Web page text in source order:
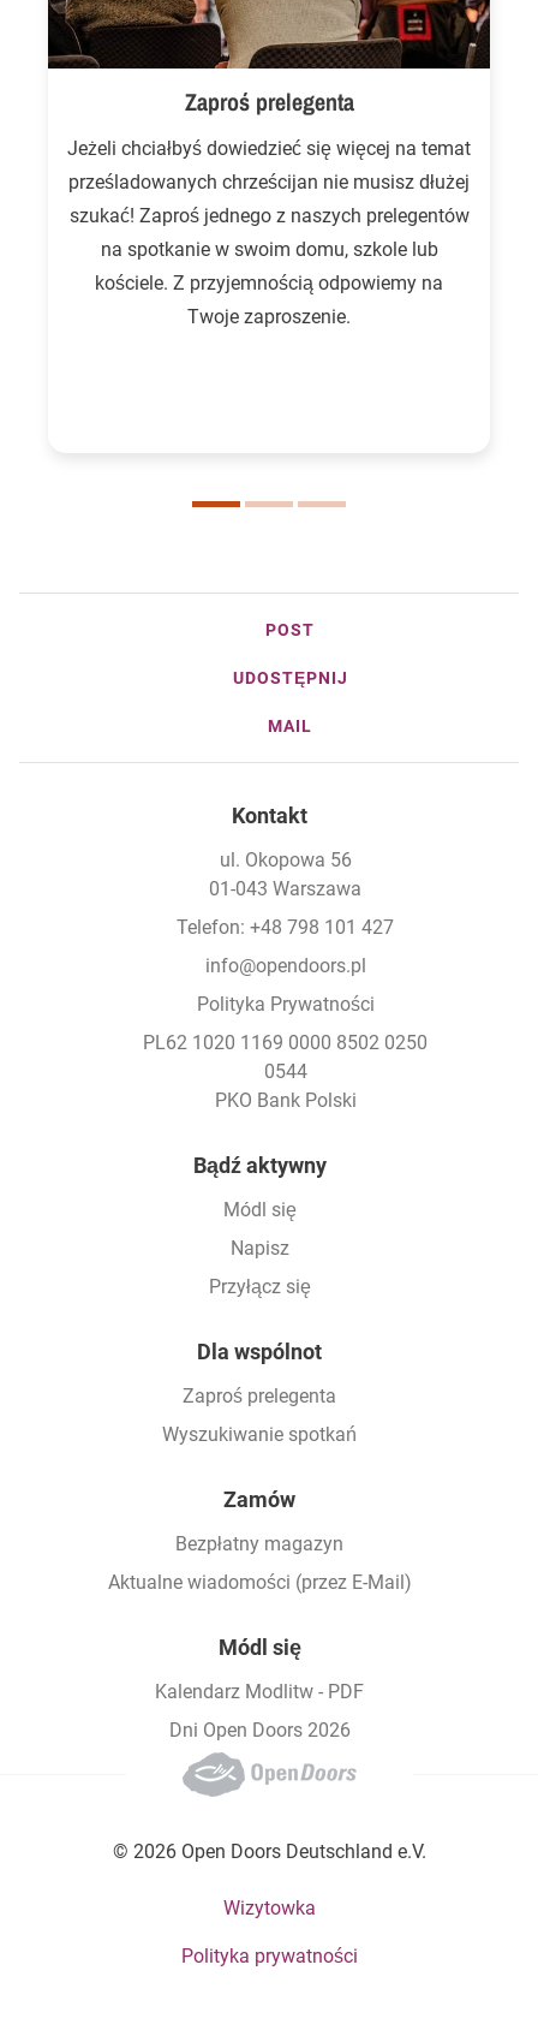
Zaproś prelegenta
Jeżeli chciałbyś dowiedzieć się więcej na temat
prześladowanych chrześcijan nie musisz dłużej
szukać! Zaproś jednego z naszych prelegentów
na spotkanie w swoim domu, szkole lub
kościele. Z przyjemnością odpowiemy na
Twoje zaproszenie.
POST
UDOSTĘPNIJ
MAIL
Kontakt
ul. Okopowa 56
01-043 Warszawa
Telefon: +48 798 101 427
info@opendoors.pl
Polityka Prywatności
PL62 1020 1169 0000 8502 0250
0544
PKO Bank Polski
Bądź aktywny
Módl się
Napisz
Przyłącz się
Dla wspólnot
Zaproś prelegenta
Wyszukiwanie spotkań
Zamów
Bezpłatny magazyn
Aktualne wiadomości (przez E-Mail)
Módl się
Kalendarz Modlitw - PDF
Dni Open Doors 2026
© 2026 Open Doors Deutschland e.V.
Footer bottom menuWizytowka
Polityka prywatności